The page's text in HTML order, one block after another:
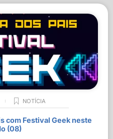
NOTÍCIA
com Festival Geek neste
(08)